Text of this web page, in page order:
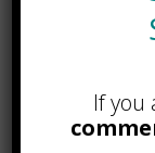
If you